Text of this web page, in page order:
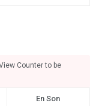
Counter to be
En Son